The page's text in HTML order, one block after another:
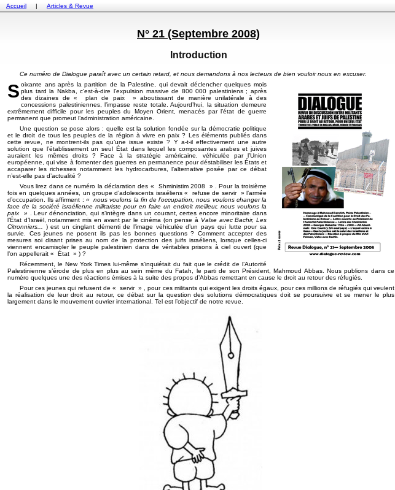
Accueil | Articles & Revue
N° 21 (Septembre 2008)
Introduction
Ce numéro de Dialogue paraît avec un certain retard, et nous demandons à nos lecteurs de bien vouloir nous en excuser.
Soixante ans après la partition de la Palestine, qui devait déclencher quelques mois plus tard la Nakba, c'est-à-dire l’expulsion massive de 800 000 palestiniens ; après
des dizaines de
plan de paix
aboutissant de manière unilatérale à des
concessions palestiniennes, l’impasse reste totale. Aujourd’hui, la situation demeure
extrêmement difficile pour les peuples du Moyen Orient, menacés par l’état de guerre
permanent que promeut l’administration américaine.
Une question se pose alors : quelle est la solution fondée sur la démocratie politique
et le droit de tous les peuples de la région à vivre en paix ? Les éléments publiés dans
cette revue, ne montrent-ils pas qu’une issue existe ? Y a-t-il effectivement une autre
solution que l’établissement un seul État dans lequel les composantes arabes et juives
auraient les mêmes droits ? Face à la stratégie américaine, véhiculée par l’Union
européenne, qui vise à fomenter des guerres en permanence pour déstabiliser les États et
accaparer les richesses notamment les hydrocarbures, l’alternative posée par ce débat
n’est-elle pas d’actualité ?
Vous lirez dans ce numéro la déclaration des
Shministim 2008
. Pour la troisième
fois en quelques années, un groupe d’adolescents israéliens
refuse de servir
l’armée
d’occupation. Ils affirment :
nous voulons la fin de l’occupation, nous voulons changer la
face de la société israélienne militariste pour en faire un endroit meilleur, nous voulons la
paix
. Leur dénonciation, qui s’intègre dans un courant, certes encore minoritaire dans
l’État d’Israël, notamment mis en avant par le cinéma (on pense à Valse avec Bachir, Les
Citronniers... ) est un cinglant démenti de l’image véhiculée d’un pays qui lutte pour sa
survie. Ces jeunes ne posent ils pas les bonnes questions ? Comment accepter des
mesures soi disant prises au nom de la protection des juifs israéliens, lorsque celles-ci
viennent encamisoler le peuple palestinien dans de véritables prisons à ciel ouvert (que
l’on appellerait
État
) ?
Récemment, le New York Times lui-même s’inquiétait du fait que le crédit de l’Autorité
Palestinienne s’érode de plus en plus au sein même du Fatah, le parti de son Président, Mahmoud Abbas. Nous publions dans ce
numéro quelques une des réactions émises à la suite des propos d’Abbas remettant en cause le droit au retour des réfugiés.
Pour ces jeunes qui refusent de
servir
, pour ces militants qui exigent les droits égaux, pour ces millions de réfugiés qui veulent
la réalisation de leur droit au retour, ce débat sur la question des solutions démocratiques doit se poursuivre et se mener le plus
largement dans le mouvement ouvrier international. Tel est l’objectif de notre revue.